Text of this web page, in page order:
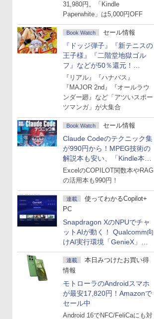
31,980円。「Kindle
Paperwhite」は5,000円OFF
Book Watch セール情報
『ドッジ弾子』『新テニスの
王子様』『二階堂地獄ゴル
フ』などが50％還元！
Amazonマンガ週末セール
『リアル』『ハナバス』
『MAJOR 2nd』『オールラウ
ンダー廻』など「アツいスポー
ツマンガ」が大集合
Book Watch セール情報
Claude Codeのテクニック集
が990円から！MPEG技術の
解説本も安い、「Kindle本サ
マーセール」第2弾開始！
ExcelのCOPILOT関数本やRAG
の活用本も990円！
連載
使ってわかるCopilot+
PC
Snapdragon XのNPUでチャ
ットAIが動く！ Qualcomm向
けAI実行環境「GenieX」を
試してみた
連載
本日みつけたお買い得
情報
モトローラのAndroidスマホ
が最安17,820円！Amazonで
セール中
Android 16でNFC/FeliCaにも対